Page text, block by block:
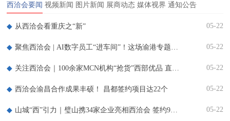
西洽会要闻 视频新闻 图片新闻 展商动态 媒体视界 通知公告
从西洽会看重庆之“新” 05-22
05-22
05-22
西洽会渝昌合作成果丰硕！ 昌都签约项目达22个 05-22
05-22